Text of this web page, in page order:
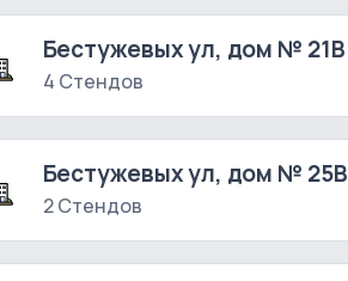
Бестужевых ул, дом № 21В
4 Стендов
Бестужевых ул, дом № 25В
2 Стендов